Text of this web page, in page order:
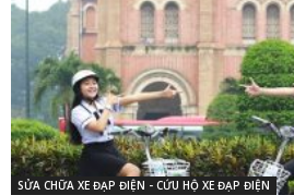
SỬA CHỮA XE ĐẠP ĐIỆN - CỨU HỘ XE ĐẠP ĐIỆN